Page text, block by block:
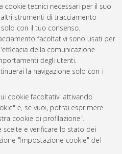
cookie tecnici necessari per il suo
strumenti di tracciamento
con il tuo consenso.
facoltativi sono usati per
della comunicazione
degli utenti.
la navigazione solo con i
cookie facoltativi attivando
e, se vuoi, potrai esprimere
cookie di profilazione".
e verificare lo stato dei
"Impostazione cookie" del
documento: